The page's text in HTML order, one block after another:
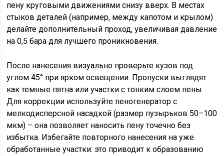
пену круговыми движениями снизу вверх. В местах
стыков деталей (например, между капотом и крылом)
делайте дополнительный проход, увеличивая давление
на 0,5 бара для лучшего проникновения.
После нанесения визуально проверьте кузов под
углом 45° при ярком освещении. Пропуски выглядят
как темные пятна или участки с тонким слоем пены.
Для коррекции используйте пеногенератор с
мелкодисперсной насадкой (размер пузырьков 50–100
мкм) – она позволяет наносить пену точечно без
избытка. Избегайте повторного нанесения на уже
обработанные участки: это приводит к образованию